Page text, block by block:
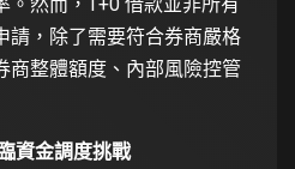
請，除了需要符合券商嚴格
商整體額度、內部風險控管
資金調度挑戰